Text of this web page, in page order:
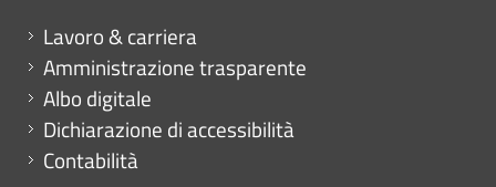
Mini menu di servizio
Lavoro & carriera
Amministrazione trasparente
Albo digitale
Dichiarazione di accessibilità
Contabilità